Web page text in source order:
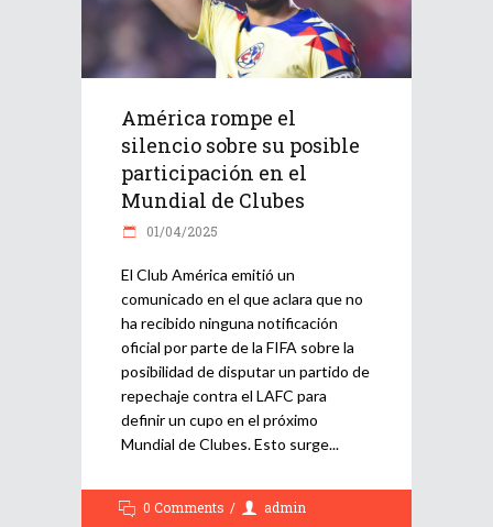
América rompe el
silencio sobre su posible
participación en el
Mundial de Clubes
01/04/2025
El Club América emitió un
comunicado en el que aclara que no
ha recibido ninguna notificación
oficial por parte de la FIFA sobre la
posibilidad de disputar un partido de
repechaje contra el LAFC para
definir un cupo en el próximo
Mundial de Clubes. Esto surge
0 Comments
admin